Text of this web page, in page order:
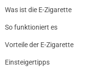
01.04.2025 — via
Die Bewertung
Was ist die E-Zigarette
So funktioniert es
Vorteile der E-Zigarette
Einsteigertipps